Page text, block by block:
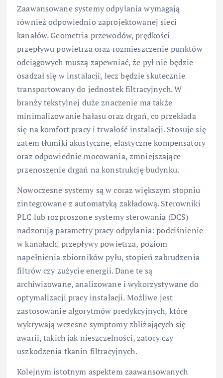
Zaawansowane systemy odpylania wymagają
również odpowiednio zaprojektowanej sieci
kanałów. Geometria przewodów, prędkości
przepływu powietrza oraz rozmieszczenie punktów
odciągowych muszą zapewniać, że pył nie będzie
osadzał się w instalacji, lecz będzie skutecznie
transportowany do jednostek filtracyjnych. W
branży tekstylnej duże znaczenie ma także
minimalizowanie hałasu oraz drgań, co przekłada
się na komfort pracy i trwałość instalacji. Stosuje się
zatem tłumiki akustyczne, elastyczne kompensatory
oraz odpowiednie mocowania, zmniejszające
przenoszenie drgań na konstrukcję budynku.
Nowoczesne systemy są w coraz większym stopniu
zintegrowane z automatyką zakładową. Sterowniki
PLC lub rozproszone systemy sterowania (DCS)
nadzorują parametry pracy odpylania: podciśnienie
w kanałach, przepływy powietrza, poziom
napełnienia zbiorników pyłu, stopień zabrudzenia
filtrów czy zużycie energii. Dane te są
archiwizowane, analizowane i wykorzystywane do
optymalizacji pracy instalacji. Możliwe jest
zastosowanie algorytmów predykcyjnych, które
wykrywają wczesne symptomy zbliżających się
awarii, takich jak nieszczelności, zatory czy
uszkodzenia tkanin filtracyjnych.
Kolejnym istotnym aspektem zaawansowanych